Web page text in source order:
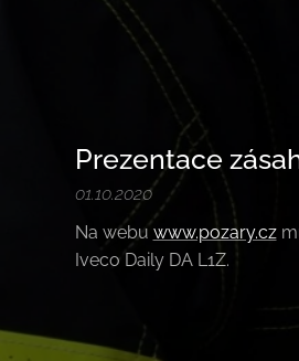
Prezentace
01.10.2020
Na webu www.pozary.cz
Iveco Daily DA L1Z.